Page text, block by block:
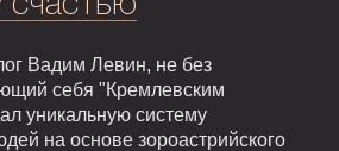
Вадим Левин, не без
себя "Кремлевским
уникальную систему
на основе зороастрийского